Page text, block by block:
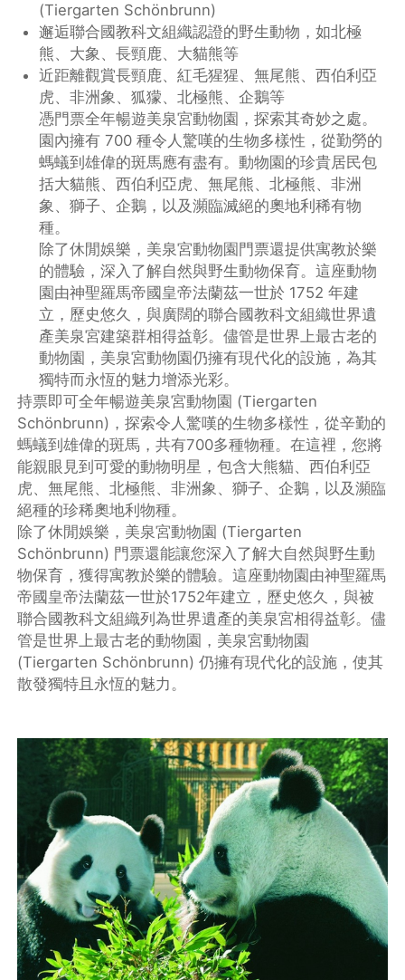
(Tiergarten Schönbrunn)
邂逅聯合國教科文組織認證的野生動物，如北極
熊、大象、長頸鹿、大貓熊等
近距離觀賞長頸鹿、紅毛猩猩、無尾熊、西伯利亞
虎、非洲象、狐獴、北極熊、企鵝等
憑門票全年暢遊美泉宮動物園，探索其奇妙之處。
園內擁有 700 種令人驚嘆的生物多樣性，從勤勞的
螞蟻到雄偉的斑馬應有盡有。動物園的珍貴居民包
括大貓熊、西伯利亞虎、無尾熊、北極熊、非洲
象、獅子、企鵝，以及瀕臨滅絕的奧地利稀有物
種。
除了休閒娛樂，美泉宮動物園門票還提供寓教於樂
的體驗，深入了解自然與野生動物保育。這座動物
園由神聖羅馬帝國皇帝法蘭茲一世於 1752 年建
立，歷史悠久，與廣闊的聯合國教科文組織世界遺
產美泉宮建築群相得益彰。儘管是世界上最古老的
動物園，美泉宮動物園仍擁有現代化的設施，為其
獨特而永恆的魅力增添光彩。
持票即可全年暢遊美泉宮動物園 (Tiergarten
Schönbrunn)，探索令人驚嘆的生物多樣性，從辛勤的
螞蟻到雄偉的斑馬，共有700多種物種。在這裡，您將
能親眼見到可愛的動物明星，包含大熊貓、西伯利亞
虎、無尾熊、北極熊、非洲象、獅子、企鵝，以及瀕臨
絕種的珍稀奧地利物種。
除了休閒娛樂，美泉宮動物園 (Tiergarten
Schönbrunn) 門票還能讓您深入了解大自然與野生動
物保育，獲得寓教於樂的體驗。這座動物園由神聖羅馬
帝國皇帝法蘭茲一世於1752年建立，歷史悠久，與被
聯合國教科文組織列為世界遺產的美泉宮相得益彰。儘
管是世界上最古老的動物園，美泉宮動物園
(Tiergarten Schönbrunn) 仍擁有現代化的設施，使其
散發獨特且永恆的魅力。